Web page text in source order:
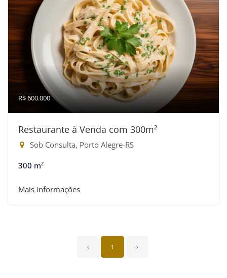
R$ 600.000
Restaurante à Venda com 300m²
Sob Consulta, Porto Alegre-RS
300 m²
Mais informações
‹ 1 ›